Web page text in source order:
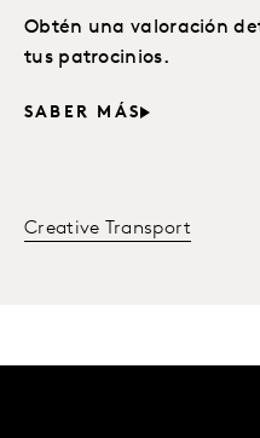
Obtén una valoración
tus patrocinios.
SABER MÁS
Creative Transport